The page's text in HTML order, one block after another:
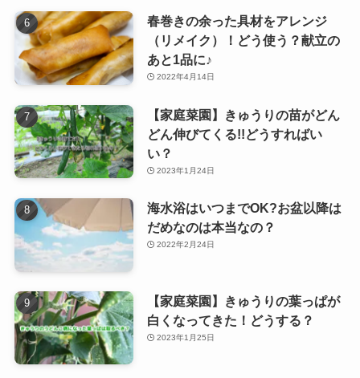
春巻きの余った具材をアレンジ
（リメイク）！どう使う？献立の
あと1品に♪
2022年4月14日
【家庭菜園】きゅうりの苗がどん
どん伸びてくる!!どうすればい
い？
2023年1月24日
海水浴はいつまでOK?お盆以降は
だめなのは本当なの？
2022年2月24日
【家庭菜園】きゅうりの葉っぱが
白くなってきた！どうする？
2023年1月25日